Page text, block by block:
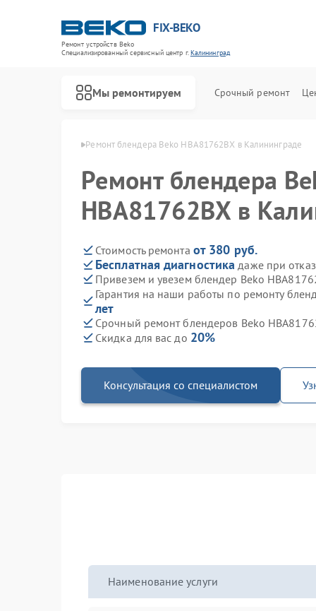
FIX-BEKO
Ремонт устройств Beko
Специализированный cервисный центр г.Калининград
Мы ремонтируем Срочный ремонт
в Калининграде Ремонт блендера Beko HBA81762BX в Калининграде
Ремонт блендера
HBA81762BX в
Стоимость ремонта от 380 руб.
Бесплатная диагностика даже при
Привезем и увезем блендер Beko
Гарантия на наши работы по ремонту
лет
Срочный ремонт блендеров Beko
Скидка для вас до 20%
Консультация со специалистом
Наименование услуги